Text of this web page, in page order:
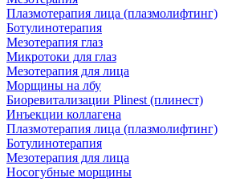
Плазмотерапия лица (плазмолифтинг)
Ботулинотерапия
Мезотерапия глаз
Микротоки для глаз
Мезотерапия для лица
Морщины на лбу
Биоревитализации Plinest (плинест)
Инъекции коллагена
Плазмотерапия лица (плазмолифтинг)
Ботулинотерапия
Мезотерапия для лица
Носогубные морщины